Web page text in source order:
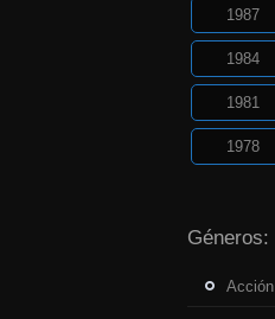
1987
1984
1981
1978
Géneros:
Acción